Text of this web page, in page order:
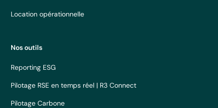
Location opérationnelle
Nos outils
Reporting ESG
Pilotage RSE en temps réel | R3 Connect
Pilotage Carbone